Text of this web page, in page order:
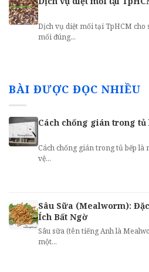
Dịch vụ diệt mối tại TpHCM cho
mối đúng...
BÀI ĐƯỢC ĐỌC NHIỀU
Cách chống gián trong tủ
Cách chống gián trong tủ bếp là
vệ...
Sâu Sữa (Mealworm):
Ích Bất Ngờ
Sâu sữa (tên tiếng Anh là
một...